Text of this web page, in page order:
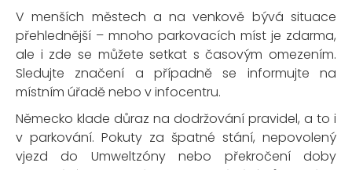
V menších městech a na venkově bývá situace
přehlednější – mnoho parkovacích míst je zdarma,
ale i zde se můžete setkat s časovým omezením.
Sledujte značení a případně se informujte na
místním úřadě nebo v infocentru.
Německo klade důraz na dodržování pravidel, a to i
v parkování. Pokuty za špatné stání, nepovolený
vjezd do Umweltzóny nebo překročení doby